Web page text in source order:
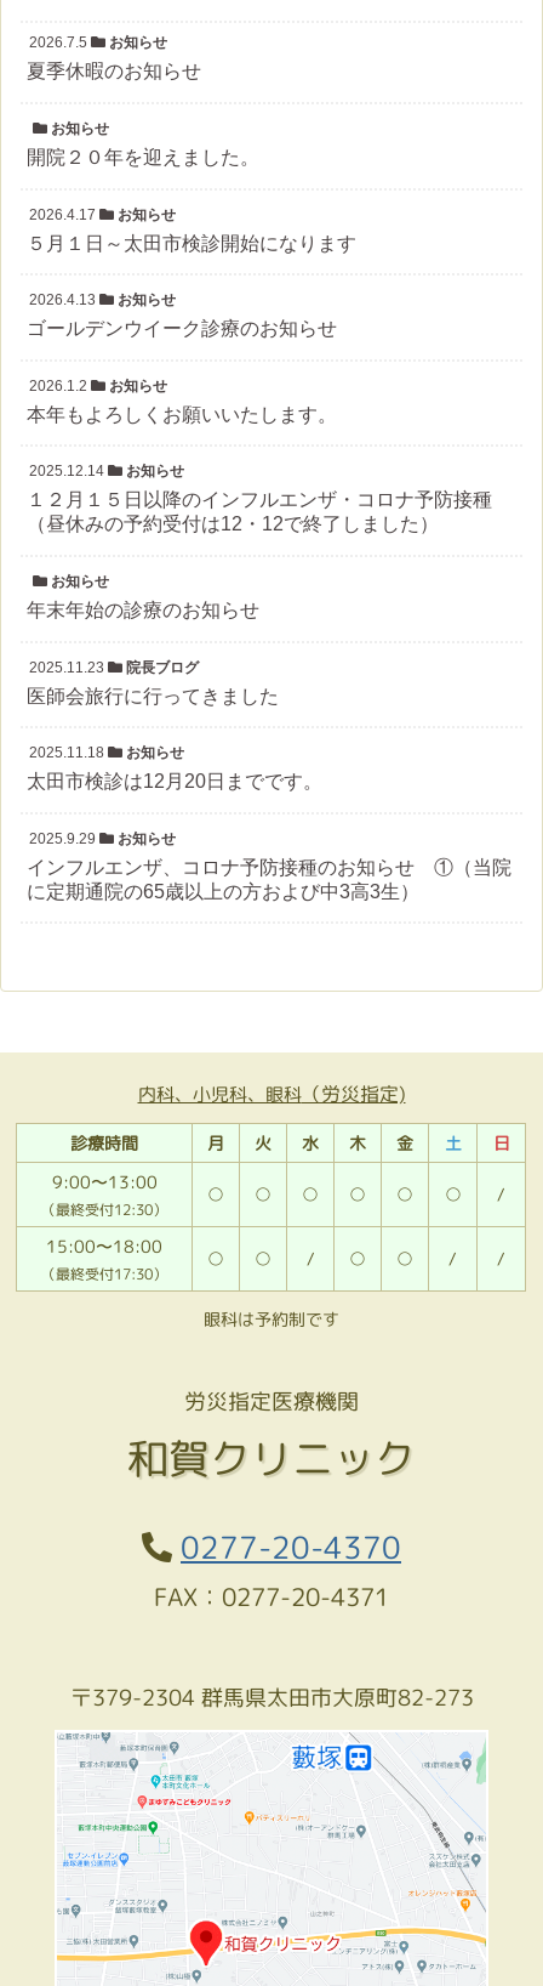
2026.7.5 お知らせ
夏季休暇のお知らせ
お知らせ
開院２０年を迎えました。
2026.4.17 お知らせ
５月１日～太田市検診開始になります
2026.4.13 お知らせ
ゴールデンウイーク診療のお知らせ
2026.1.2 お知らせ
本年もよろしくお願いいたします。
2025.12.14 お知らせ
１２月１５日以降のインフルエンザ・コロナ予防接種
（昼休みの予約受付は12・12で終了しました）
お知らせ
年末年始の診療のお知らせ
2025.11.23 院長ブログ
医師会旅行に行ってきました
2025.11.18 お知らせ
太田市検診は12月20日までです。
2025.9.29 お知らせ
インフルエンザ、コロナ予防接種のお知らせ ①（当院
に定期通院の65歳以上の方および中3高3生）
内科、小児科、眼科（労災指定)
診療時間 月 火 水 木 金 土
日
9:00〜13:00
（最終受付12:30）
○ ○ ○ ○ ○ ○ /
15:00〜18:00
（最終受付17:30）
○ ○ / ○ ○ / /
眼科は予約制です
労災指定医療機関
和賀クリニック
0277-20-4370
FAX：0277-20-4371
〒379-2304 群馬県太田市大原町82-273